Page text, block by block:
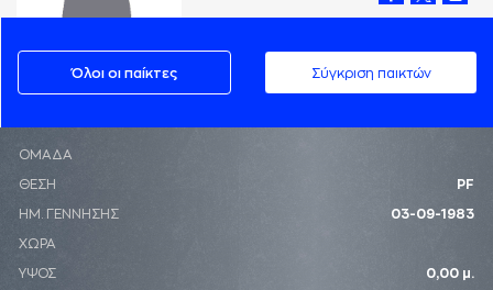
Όλοι οι παίκτες Σύγκριση παικτών
ΟΜΑΔΑ
ΘΕΣΗ PF
ΗΜ. ΓΕΝΝΗΣΗΣ 03-09-1983
ΧΩΡΑ
ΥΨΟΣ 0,00 μ.